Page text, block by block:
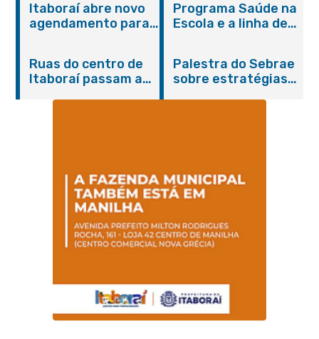
Itaboraí abre novo
agendamento para
Programa Saúde na
Escola e a linha de
promovem
conscientização
sobre hanseníase
Ruas do centro de
Itaboraí passam a
Palestra do Sebrae
sobre estratégias